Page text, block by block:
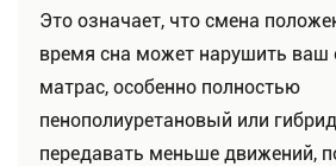
Это означает, что смена
время сна может нарушить ваш
матрас, особенно полностью
пенополиуретановый или
передавать меньше движений,